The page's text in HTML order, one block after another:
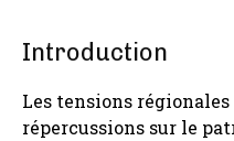
Introduction
Les tensions
répercussions sur le